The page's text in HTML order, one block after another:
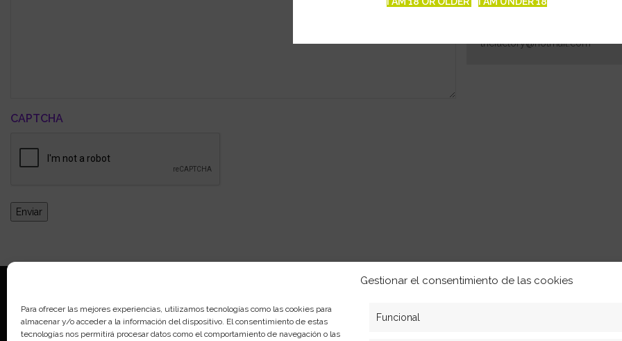
Gestionar el consentimiento de las cookies
Para ofrecer las mejores experiencias, utilizamos tecnologías como las cookies para
almacenar y/o acceder a la información del dispositivo. El consentimiento de estas
tecnologías nos permitirá procesar datos como el comportamiento de navegación o las
Funcional
CAPTCHA
Enviar
thcfactory@hotmail.com
Política de Cookies